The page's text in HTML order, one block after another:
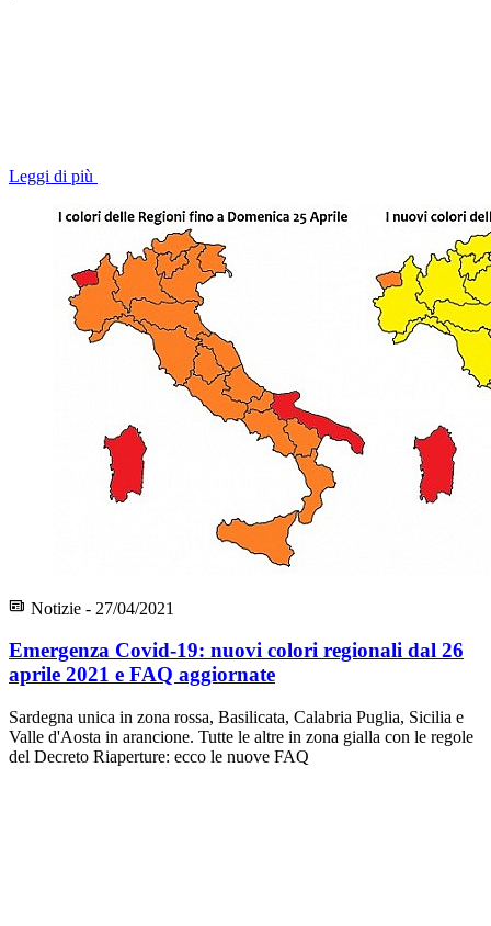
Leggi di più
Notizie - 27/04/2021
Emergenza Covid-19: nuovi colori regionali dal 26
aprile 2021 e FAQ aggiornate
Sardegna unica in zona rossa, Basilicata, Calabria Puglia, Sicilia e
Valle d'Aosta in arancione. Tutte le altre in zona gialla con le regole
del Decreto Riaperture: ecco le nuove FAQ